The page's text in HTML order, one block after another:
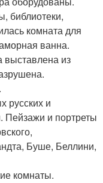
библиотеки,
комната для
ванна.
выставлена из
русских и
Пейзажи и портреты
Буше, Беллини,
комнаты.